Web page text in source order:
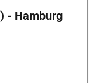
- Hamburg